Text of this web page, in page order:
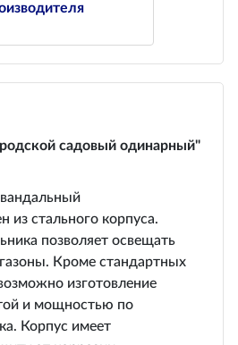
садовый одинарный"
из стального корпуса.
позволяет освещать
Кроме стандартных
изготовление
и мощностью по
Корпус имеет